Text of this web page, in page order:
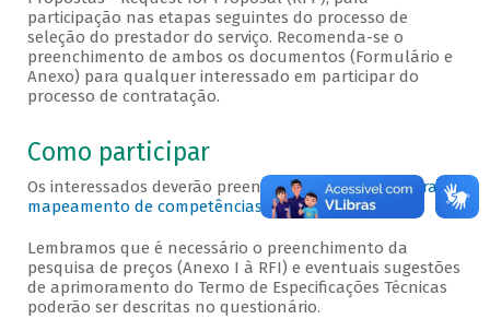
participação nas etapas seguintes do processo de
seleção do prestador do serviço. Recomenda-se o
preenchimento de ambos os documentos (Formulário e
Anexo) para qualquer interessado em participar do
processo de contratação.
Como participar
Os interessados deverão preencher o Formulário para
mapeamento de competências da empresa.
Lembramos que é necessário o preenchimento da
pesquisa de preços (Anexo I à RFI) e eventuais sugestões
de aprimoramento do Termo de Especificações Técnicas
poderão ser descritas no questionário.